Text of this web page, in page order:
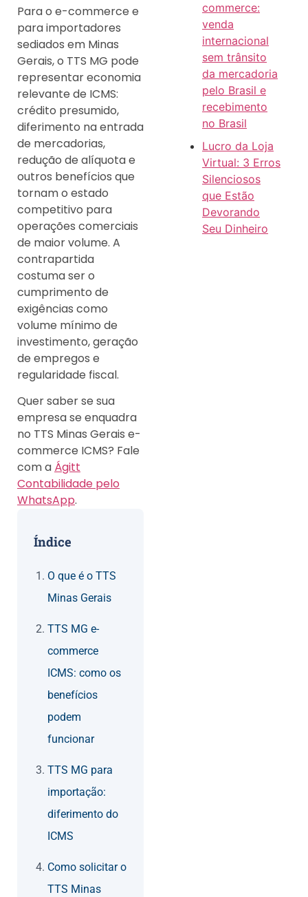
Para o e-commerce e
para importadores
sediados em Minas
Gerais, o TTS MG pode
representar economia
relevante de ICMS:
crédito presumido,
diferimento na entrada
de mercadorias,
redução de alíquota e
outros benefícios que
tornam o estado
competitivo para
operações comerciais
de maior volume. A
contrapartida
costuma ser o
cumprimento de
exigências como
volume mínimo de
investimento, geração
de empregos e
regularidade fiscal.
Quer saber se sua
empresa se enquadra
no TTS Minas Gerais e-
commerce ICMS? Fale
com a Ágitt
Contabilidade pelo
WhatsApp.
Índice
O que é o TTS
Minas Gerais
TTS MG e-
commerce
ICMS: como os
benefícios
podem
funcionar
TTS MG para
importação:
diferimento do
ICMS
Como solicitar o
TTS Minas
commerce:
venda
internacional
sem trânsito
da mercadoria
pelo Brasil e
recebimento
no Brasil
Lucro da Loja
Virtual: 3 Erros
Silenciosos
que Estão
Devorando
Seu Dinheiro